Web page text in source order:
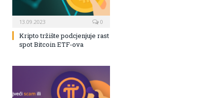
13.09.2023 0
Kripto tržište podcjenjuje rast
spot Bitcoin ETF-ova